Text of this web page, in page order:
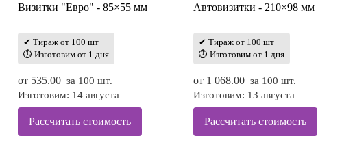
Визитки "Евро" - 85×55 мм
✔ Тираж от 100 шт
⏱ Изготовим от 1 дня
от 535.00 за 100 шт.
Изготовим: 14 августа
Рассчитать стоимость
Автовизитки - 210×98 мм
✔ Тираж от 100 шт
⏱ Изготовим от 1 дня
от 1 068.00 за 100 шт.
Изготовим: 13 августа
Рассчитать стоимость